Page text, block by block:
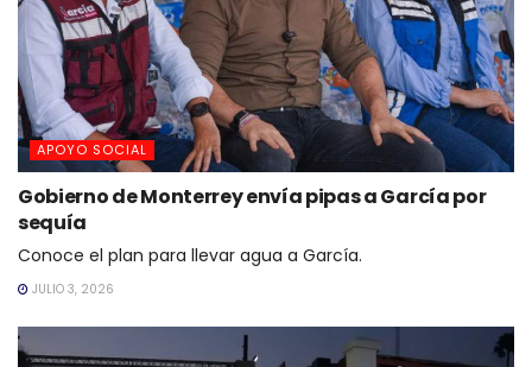
APOYO SOCIAL
Gobierno de Monterrey envía pipas a García por
sequía
Conoce el plan para llevar agua a García.
JULIO 3, 2026